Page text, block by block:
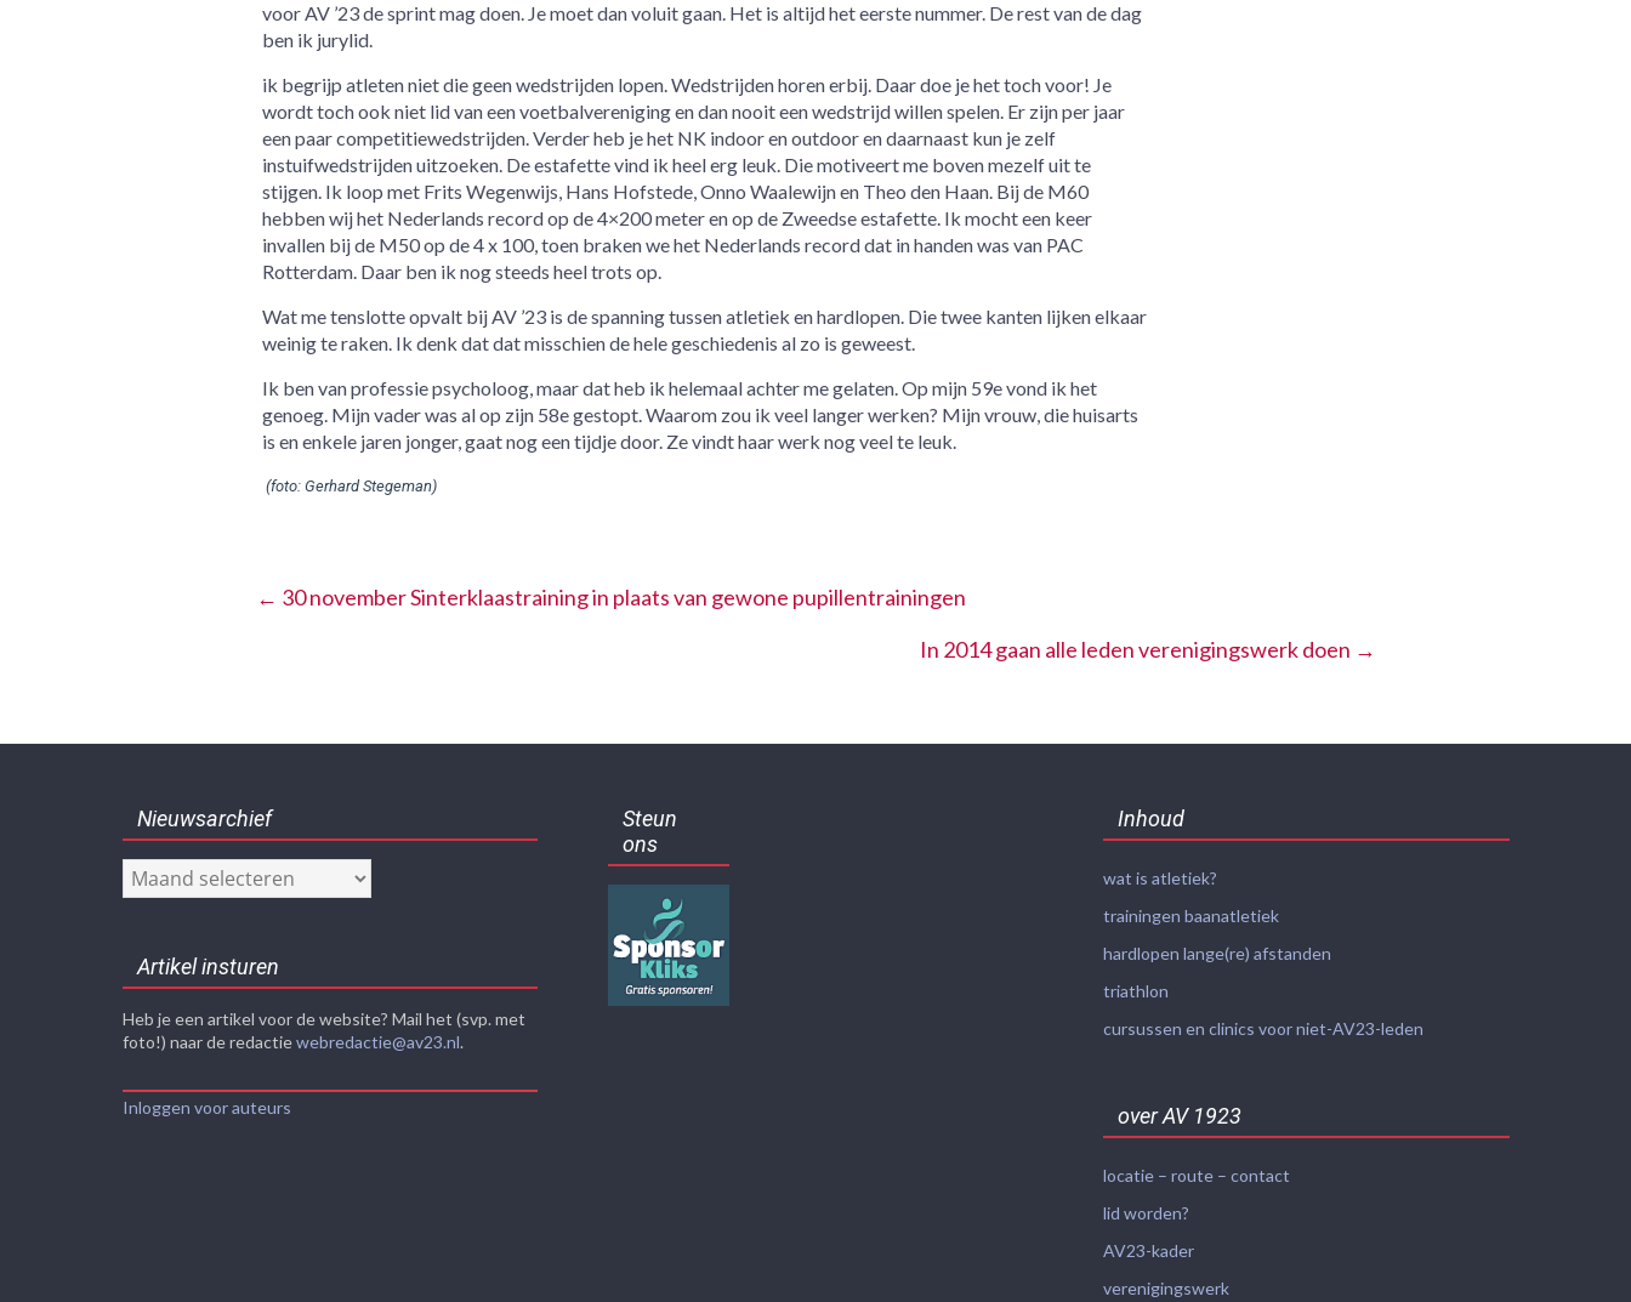
voor AV ’23 de sprint mag doen. Je moet dan voluit gaan. Het is altijd het eerste nummer. De rest van de dag
ben ik jurylid.
ik begrijp atleten niet die geen wedstrijden lopen. Wedstrijden horen erbij. Daar doe je het toch voor! Je
wordt toch ook niet lid van een voetbalvereniging en dan nooit een wedstrijd willen spelen. Er zijn per jaar
een paar competitiewedstrijden. Verder heb je het NK indoor en outdoor en daarnaast kun je zelf
instuifwedstrijden uitzoeken. De estafette vind ik heel erg leuk. Die motiveert me boven mezelf uit te
stijgen. Ik loop met Frits Wegenwijs, Hans Hofstede, Onno Waalewijn en Theo den Haan. Bij de M60
hebben wij het Nederlands record op de 4×200 meter en op de Zweedse estafette. Ik mocht een keer
invallen bij de M50 op de 4 x 100, toen braken we het Nederlands record dat in handen was van PAC
Rotterdam. Daar ben ik nog steeds heel trots op.
Wat me tenslotte opvalt bij AV ’23 is de spanning tussen atletiek en hardlopen. Die twee kanten lijken elkaar
weinig te raken. Ik denk dat dat misschien de hele geschiedenis al zo is geweest.
Ik ben van professie psycholoog, maar dat heb ik helemaal achter me gelaten. Op mijn 59e vond ik het
genoeg. Mijn vader was al op zijn 58e gestopt. Waarom zou ik veel langer werken? Mijn vrouw, die huisarts
is en enkele jaren jonger, gaat nog een tijdje door. Ze vindt haar werk nog veel te leuk.
(foto: Gerhard Stegeman)
← 30 november Sinterklaastraining in plaats van gewone pupillentrainingen
In 2014 gaan alle leden verenigingswerk doen →
Nieuwsarchief
Nieuwsarchief
Artikel insturen
Heb je een artikel voor de website? Mail het (svp. met
foto!) naar de redactiewebredactie@av23.nl.
Inloggen voor auteurs
Steun
ons
Inhoud
wat is atletiek?
trainingen baanatletiek
hardlopen lange(re) afstanden
triathlon
cursussen en clinics voor niet-AV23-leden
over AV 1923
locatie – route – contact
lid worden?
AV23-kader
verenigingswerk